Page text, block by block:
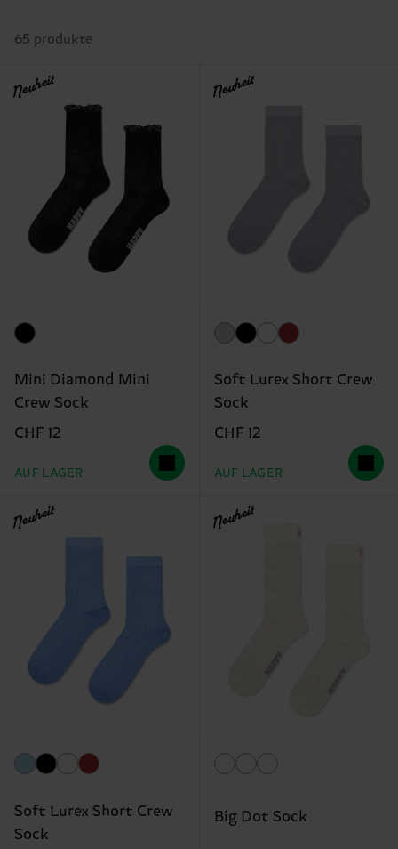
65 produkte
Neuheit
Mini Diamond Mini
Crew Sock
CHF 12
AUF LAGER
Neuheit
Soft Lurex Short Crew
Sock
CHF 12
AUF LAGER
Neuheit
Soft Lurex Short Crew
Sock
Neuheit
Big Dot Sock